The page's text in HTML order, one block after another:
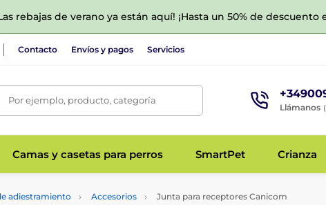
rebajas de verano ya están aquí! ¡Hasta un 50% de
Contacto Envíos y pagos Servicios
Por ejemplo, producto, categoría
Llámanos
Camas y casetas para perros SmartPet Crianza
adiestramiento Accesorios Junta para receptores Canicom